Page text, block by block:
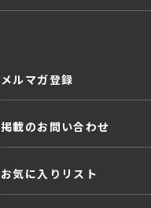
メルマガ登録
掲載のお問い合わせ
お気に入りリスト